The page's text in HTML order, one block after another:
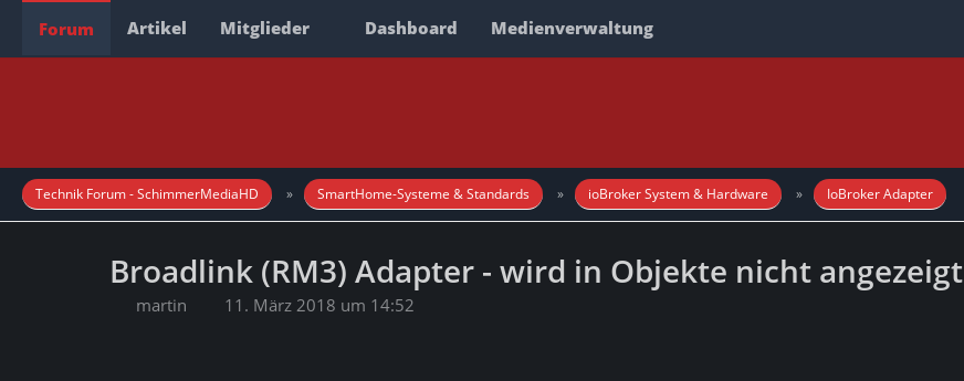
Forum Artikel Mitglieder Dashboard Medienverwaltung
Technik Forum - SchimmerMediaHD SmartHome-Systeme & Standards ioBroker System & Hardware IoBroker Adapter
Broadlink (RM3) Adapter - wird in Objekte nicht angezeigt
martin 11. März 2018 um 14:52